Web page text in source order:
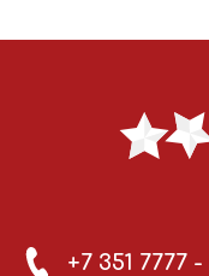
+7 351 7777